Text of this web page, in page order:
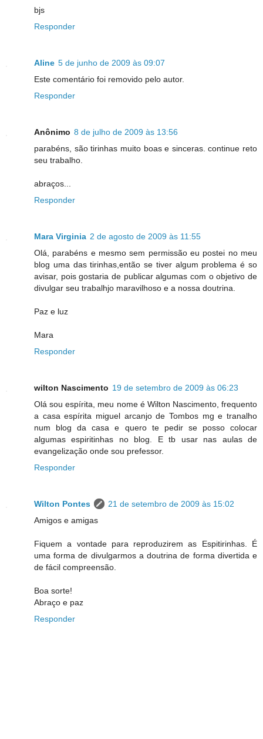
bjs
Responder
Aline 5 de junho de 2009 às 09:07
Este comentário foi removido pelo autor.
Responder
Anônimo 8 de julho de 2009 às 13:56
parabéns, são tirinhas muito boas e sinceras. continue reto
seu trabalho.
abraços...
Responder
Mara Virginia 2 de agosto de 2009 às 11:55
Olá, parabéns e mesmo sem permissão eu postei no meu
blog uma das tirinhas,então se tiver algum problema é so
avisar, pois gostaria de publicar algumas com o objetivo de
divulgar seu trabalhjo maravilhoso e a nossa doutrina.
Paz e luz
Mara
Responder
wilton Nascimento 19 de setembro de 2009 às 06:23
Olá sou espírita, meu nome é Wilton Nascimento, frequento
a casa espírita miguel arcanjo de Tombos mg e tranalho
num blog da casa e quero te pedir se posso colocar
algumas espiritinhas no blog. E tb usar nas aulas de
evangelização onde sou prefessor.
Responder
Wilton Pontes
21 de setembro de 2009 às 15:02
Amigos e amigas
Fiquem a vontade para reproduzirem as Espitirinhas. É
uma forma de divulgarmos a doutrina de forma divertida e
de fácil compreensão.
Boa sorte!
Abraço e paz
Responder